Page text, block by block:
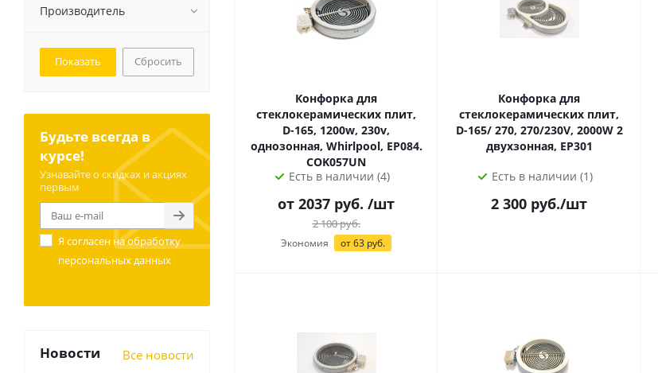
Конфорка для
стеклокерамических плит,
D-165, 1200w, 230v,
однозонная, Whirlpool, EP084.
COK057UN
Есть в наличии (4)
от 2037 руб. /шт
2 100руб.
Экономия от63 руб.
Конфорка для
стеклокерамических плит,
D-165/ 270, 270/230V, 2000W 2
двухзонная, EP301
Есть в наличии (1)
2 300 руб./шт
Производитель
Сбросить
Будьте всегда в
курсе!
Узнавайте о скидках и акциях
первым
Я согласен наобработку
персональных данных
Новости Все новости